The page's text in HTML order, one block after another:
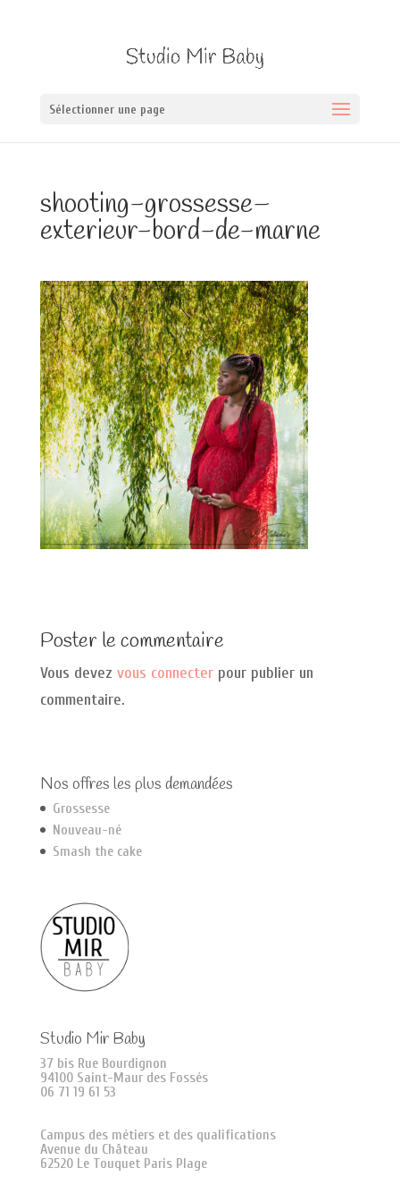
Sélectionner une page
shooting-grossesse–
exterieur-bord-de-marne
Poster le commentaire
Vous devez vous connecterpour publier un
commentaire.
Nos offres les plus demandées
Grossesse
Nouveau-né
Smash the cake
Studio Mir Baby
37 bis Rue Bourdignon
94100 Saint-Maur des Fossés
06 71 19 61 53
Campus des métiers et des qualifications
Avenue du Château
62520 Le Touquet Paris Plage